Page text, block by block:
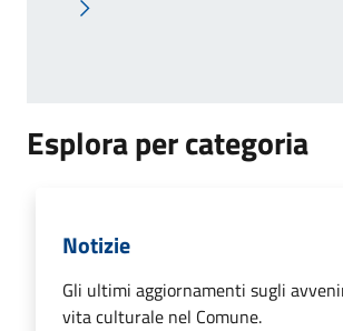
Pagina successiva
Esplora per categoria
Notizie
Gli ultimi aggiornamenti sugli
vita culturale nel Comune.